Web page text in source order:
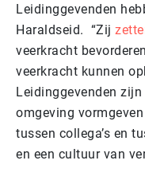
Leidinggevenden
Haraldseid. “Zij
veerkracht
veerkracht kunnen
Leidinggevenden
omgeving
tussen collega’s en
en een cultuur van